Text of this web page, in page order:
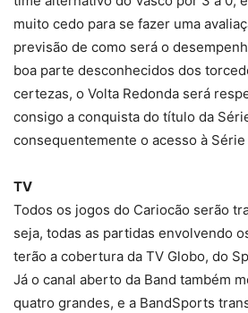
muito cedo para se fazer uma
previsão de como será o
boa parte desconhecidos dos
certezas, o Volta Redonda será
consigo a conquista do título da
consequentemente o acesso à Série
TV
Todos os jogos do Cariocão serão
seja, todas as partidas envolvendo
terão a cobertura da TV Globo, do
Já o canal aberto da Band também
quatro grandes, e a BandSports